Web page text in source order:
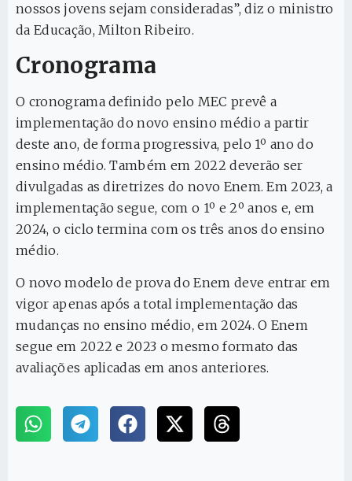
nossos jovens sejam consideradas”, diz o ministro
da Educação, Milton Ribeiro.
Cronograma
O cronograma definido pelo MEC prevê a
implementação do novo ensino médio a partir
deste ano, de forma progressiva, pelo 1º ano do
ensino médio. Também em 2022 deverão ser
divulgadas as diretrizes do novo Enem. Em 2023, a
implementação segue, com o 1º e 2º anos e, em
2024, o ciclo termina com os três anos do ensino
médio.
O novo modelo de prova do Enem deve entrar em
vigor apenas após a total implementação das
mudanças no ensino médio, em 2024. O Enem
segue em 2022 e 2023 o mesmo formato das
avaliações aplicadas em anos anteriores.